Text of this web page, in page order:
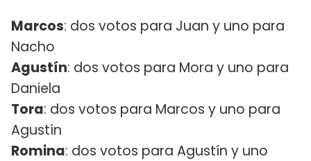
Marcos: dos votos para Juan y uno para
Nacho
Agustín: dos votos para Mora y uno para
Daniela
Tora: dos votos para Marcos y uno para
Agustín
Romina: dos votos para Agustín y uno